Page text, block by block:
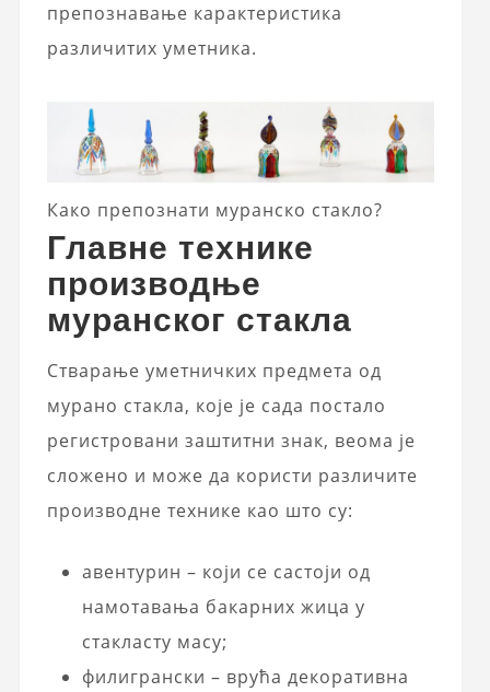
препознавање карактеристика
различитих уметника.
Како препознати муранско стакло?
Главне технике
производње
муранског стакла
Стварање уметничких предмета од
мурано стакла, које је сада постало
регистровани заштитни знак, веома је
сложено и може да користи различите
производне технике као што су:
авентурин – који се састоји од
намотавања бакарних жица у
стакласту масу;
филигрански – врућа декоративна